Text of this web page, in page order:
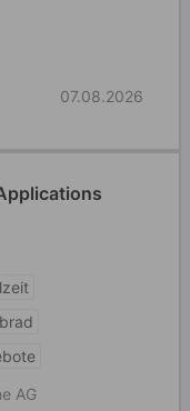
07.08.2026
AG